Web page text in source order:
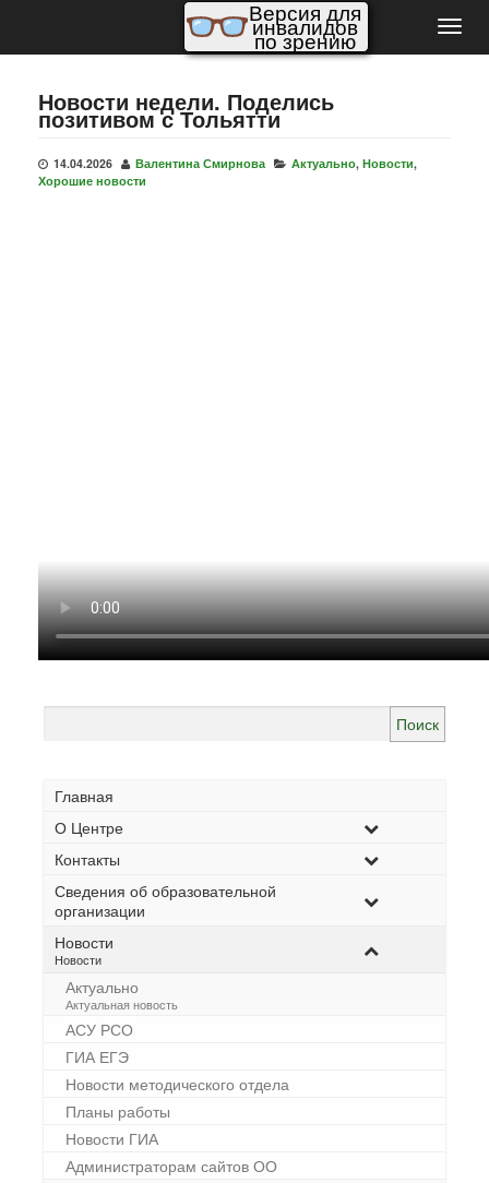
Версия для
инвалидов
по зрению
Новости недели. Поделись
позитивом с Тольятти
14.04.2026 Валентина Смирнова Актуально, Новости,
Хорошие новости
Главная
О Центре
Контакты
Сведения об образовательной
организации
Новости
–
Новости
Актуально
–
Актуальная новость
АСУ РСО
ГИА ЕГЭ
Новости методического отдела
Планы работы
Новости ГИА
Администраторам сайтов ОО